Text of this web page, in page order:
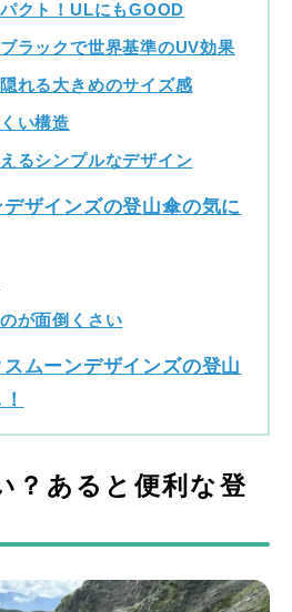
クト！ULにもGOOD
ラックで世界基準のUV効果
れる大きめのサイズ感
い構造
るシンプルなデザイン
ザインズの登山傘の気に
が面倒くさい
スムーンデザインズの登山
？あると便利な登